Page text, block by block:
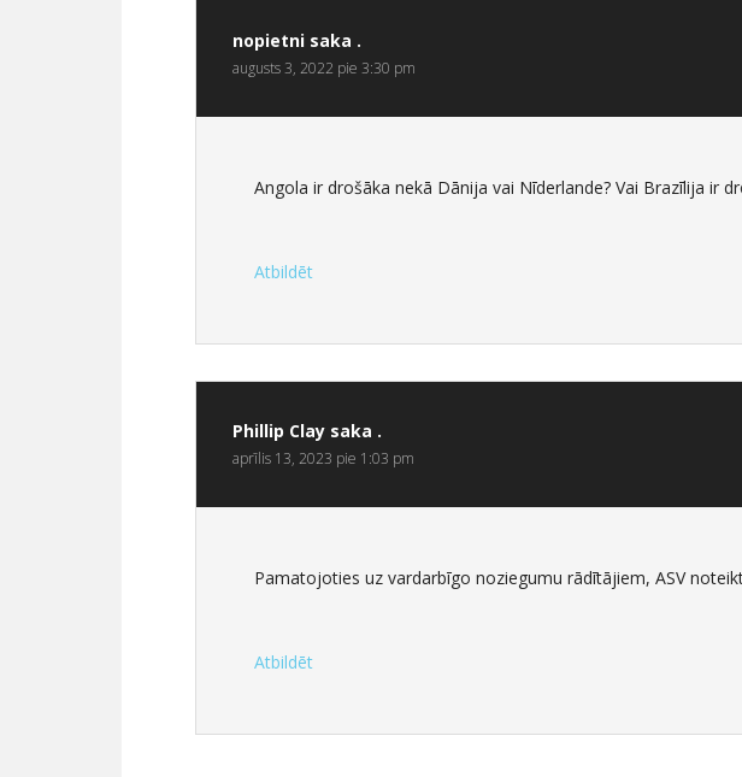
nopietni saka .
augusts 3, 2022 pie 3:30 pm
Angola ir drošāka nekā Dānija vai Nīderlande? Vai Brazīlija ir
Atbildēt
Phillip Clay saka .
aprīlis 13, 2023 pie 1:03 pm
Pamatojoties uz vardarbīgo noziegumu rādītājiem, ASV
Atbildēt